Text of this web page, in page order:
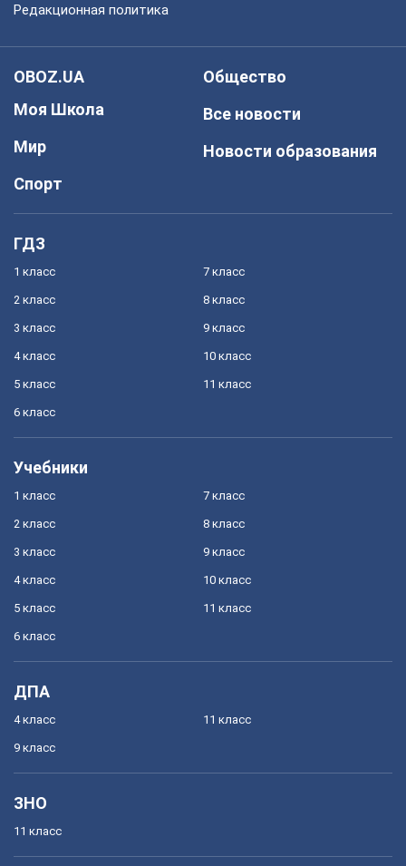
Редакционная политика
OBOZ.UA
Моя Школа
Мир
Спорт
Общество
Все новости
Новости образования
ГДЗ
1 класс
2 класс
3 класс
4 класс
5 класс
6 класс
7 класс
8 класс
9 класс
10 класс
11 класс
Учебники
1 класс
2 класс
3 класс
4 класс
5 класс
6 класс
7 класс
8 класс
9 класс
10 класс
11 класс
ДПА
4 класс
9 класс
11 класс
ЗНО
11 класс